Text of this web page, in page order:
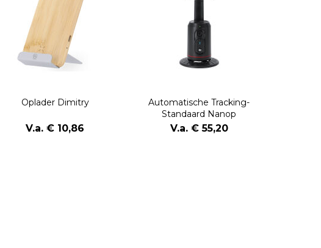
Oplader Dimitry
V.a. € 10,86
Automatische Tracking-
Standaard Nanop
V.a. € 55,20